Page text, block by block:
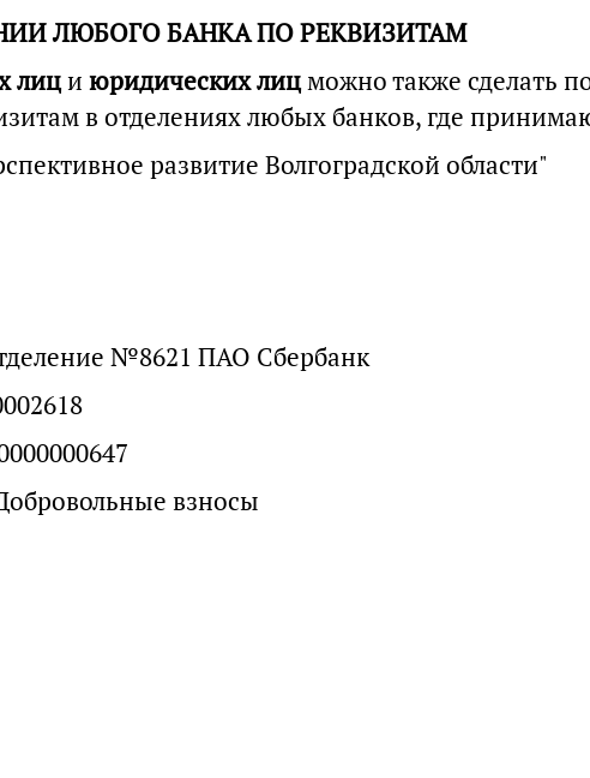
ЛЮБОГО БАНКА ПО РЕКВИЗИТАМ
лици юридических лицможно также сделать
в отделениях любых банков, где
развитие Волгоградской области"
№8621 ПАО Сбербанк
взносы